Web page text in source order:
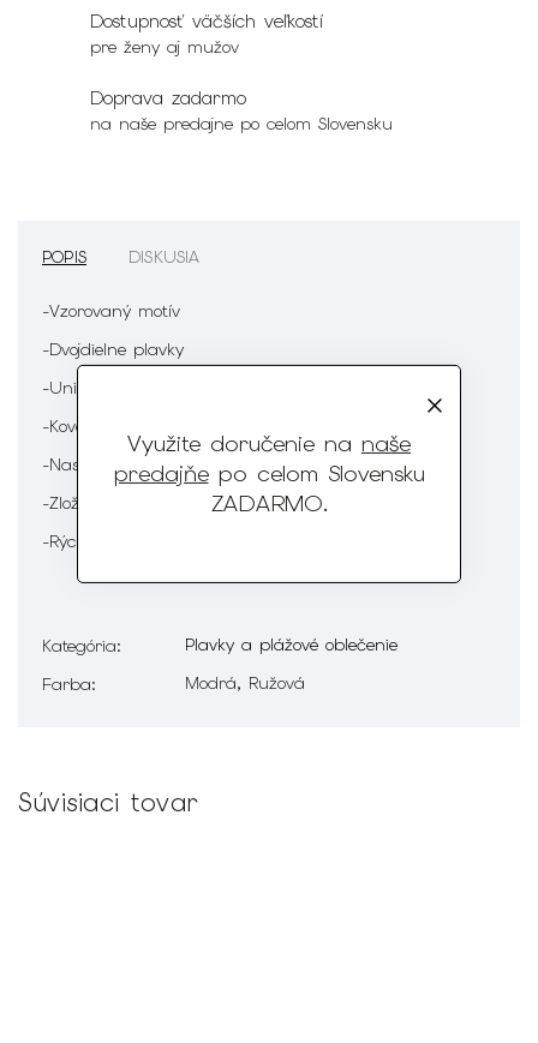
Využite doručenie na naše
predajňepo celom Slovensku
ZADARMO.
Dostupnosť väčších veľkostí
pre ženy aj mužov
Doprava zadarmo
na naše predajne po celom Slovensku
POPIS DISKUSIA
-Vzorovaný motív
-Dvojdielne plavky
-Univerzálny spodný diel
-Kovové zapínanie
-Nastaviteľné ramienka
-Zloženie : 80% polyester 20% elastan
-Rýchloschnúca tkanina
Kategória:
Plavky a plážové oblečenie
Farba: Modrá, Ružová
Súvisiaci tovar